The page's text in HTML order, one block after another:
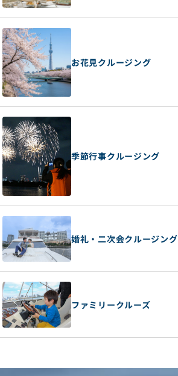
お花見クルージング
季節行事クルージング
婚礼・二次会クルージング
ファミリークルーズ